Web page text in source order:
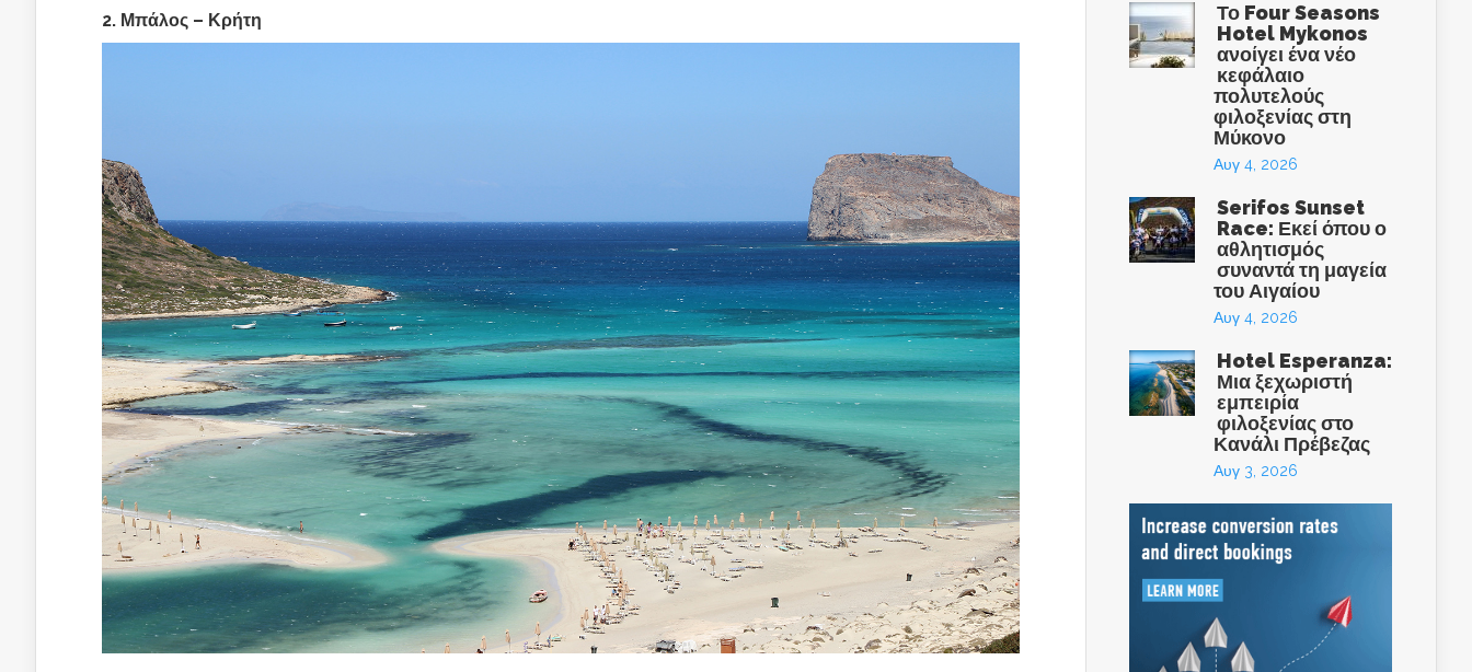
2. Μπάλος – Κρήτη
Το Four Seasons
Hotel Mykonos
ανοίγει ένα νέο
κεφάλαιο
πολυτελούς
φιλοξενίας στη
Μύκονο
Αυγ 4, 2026
Serifos Sunset
Race: Εκεί όπου ο
αθλητισμός
συναντά τη μαγεία
του Αιγαίου
Αυγ 4, 2026
Hotel Esperanza:
Μια ξεχωριστή
εμπειρία
φιλοξενίας στο
Κανάλι Πρέβεζας
Αυγ 3, 2026
Start Your Greek Journey,
With the Latest Travel Updates in Greece
New hotels, ferry routes,
aviation news & insider tips straight to your inbox